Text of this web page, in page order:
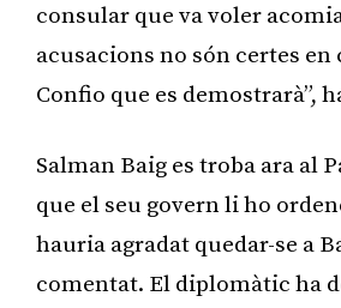
consular que va voler
acusacions no són certes en
Confio que es demostrarà”,
Salman Baig es troba ara al
que el seu govern li ho
hauria agradat quedar-se a
comentat. El diplomàtic ha